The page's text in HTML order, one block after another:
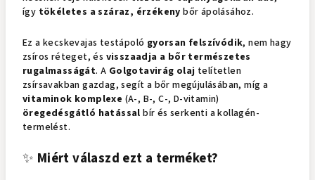
így tökéletes a száraz, érzékenybőr ápolásához.
Ez a kecskevajas testápoló gyorsan felszívódik, nem hagy
zsíros réteget, és visszaadja a bőr természetes
rugalmasságát. A Golgotavirág olaj telítetlen
zsírsavakban gazdag, segít a bőr megújulásában, míg a
vitaminok komplexe (A-, B-, C-, D-vitamin)
öregedésgátló hatással bír és serkenti a kollagén-
termelést.
✨ Miért válaszd ezt a terméket?